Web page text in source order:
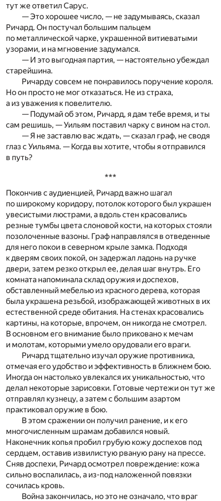
тут же ответил Сарус.
— Это хорошее число, — не задумываясь, сказал
Ричард. Он постучал большим пальцем
по металлической чарке, украшенной витиеватыми
узорами, и на мгновение задумался.
— И это выгодная партия, — настоятельно убеждал
старейшина.
Ричарду совсем не понравилось поручение короля.
Но он просто не мог отказаться. Не из страха,
а из уважения к повелителю.
— Подумай об этом, Ричард, я дам тебе время, и ты
сам решишь, — Уильям поставил чарку с вином на стол.
— Я не заставлю вас ждать, — сказал граф, не сводя
глаз с Уильяма. — Когда вы хотите, чтобы я отправился
в путь?
***
Покончив с аудиенцией, Ричард важно шагал
по широкому коридору, потолок которого был украшен
увесистыми люстрами, а вдоль стен красовались
резные тумбы цвета слоновой кости, на которых стояли
позолоченные вазоны. Граф направлялся в отведенные
для него покои в северном крыле замка. Подходя
к дверям своих покой, он задержал ладонь на ручке
двери, затем резко открыл ее, делая шаг внутрь. Его
комната напоминала склад оружия и доспехов,
обставленный мебелью из красного дерева, которая
была украшена резьбой, изображающей животных в их
естественной среде обитания. На стенах красовались
картины, на которые, впрочем, он никогда не смотрел.
В основном его внимание было приковано к мечам
и молотам, которыми умело орудовали его враги.
Ричард тщательно изучал оружие противника,
отмечая его удобство и эффективность в ближнем бою.
Иногда он настолько увлекался их уникальностью, что
делал некоторые зарисовки. Готовые чертежи он тут же
отправлял кузнецу, а затем с большим азартом
практиковал оружие в бою.
В этом сражении он получил ранение, и к его
многочисленным шрамам добавился новый.
Наконечник копья пробил грубую кожу доспехов под
сердцем, оставив извилистую рваную рану на прессе.
Сняв доспехи, Ричард осмотрел повреждение: кожа
сильно воспалилась, а из-под наложенной повязки
сочилась кровь.
Война закончилась, но это не означало, что враг